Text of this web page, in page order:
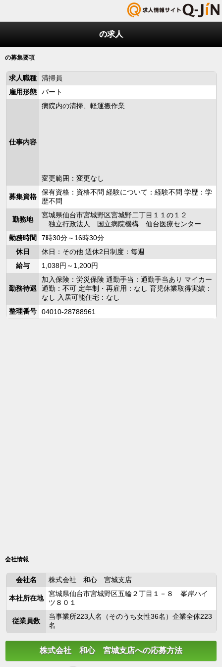
の求人
の募集要項
求人職種
清掃員
雇用形態
パート
仕事内容
病院内の清掃、軽運搬作業
変更範囲：変更なし
募集資格
保有資格：資格不問 経験について：経験不問 学歴：学
歴不問
勤務地
宮城県仙台市宮城野区宮城野二丁目１１の１２
独立行政法人 国立病院機構 仙台医療センター
勤務時間
7時30分～16時30分
休日
休日：その他 週休2日制度：毎週
給与
1,038円～1,200円
勤務待遇
加入保険：労災保険 通勤手当：通勤手当あり マイカー
通勤：不可 定年制・再雇用：なし 育児休業取得実績：
なし 入居可能住宅：なし
整理番号
04010-28788961
会社情報
会社名 株式会社 和心 宮城支店
本社所在地
宮城県仙台市宮城野区五輪２丁目１－８ 峯岸ハイ
ツ８０１
従業員数
当事業所223人名（そのうち女性36名）企業全体223
名
株式会社 和心 宮城支店への応募方法